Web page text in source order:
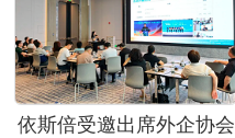
依斯倍受邀出席外企协会